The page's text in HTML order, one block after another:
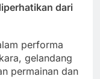
dari
performa
gelandang
permainan dan